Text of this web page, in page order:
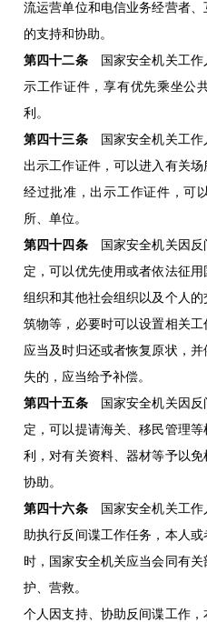
流运营单位和电信业务经营者
的支持和协助。
第四十二条国家安全机关工作
示工作证件，享有优先乘坐公
利。
第四十三条国家安全机关工作
出示工作证件，可以进入有关场
经过批准，出示工作证件，可
所、单位。
第四十四条国家安全机关因反
定，可以优先使用或者依法征
组织和其他社会组织以及个人
筑物等，必要时可以设置相关
应当及时归还或者恢复原状，
失的，应当给予补偿。
第四十五条国家安全机关因反
定，可以提请海关、移民管理
利，对有关资料、器材等予以
协助。
第四十六条国家安全机关工作
助执行反间谍工作任务，本人
时，国家安全机关应当会同有
护、营救。
个人因支持、协助反间谍工作